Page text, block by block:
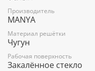
60
Глубина (см)
51,5
Производитель
MANYA
Материал решётки
Чугун
Рабочая поверхность
Закалённое стекло